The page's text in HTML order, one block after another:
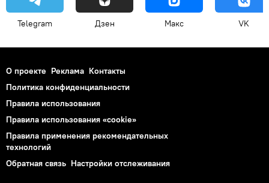
Telegram Дзен Макс VK
О проекте Реклама Контакты
Политика конфиденциальности
Правила использования
Правила использования «cookie»
Правила применения рекомендательных
технологий
Обратная связь Настройки отслеживания